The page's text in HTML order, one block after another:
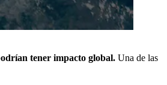
tener impacto global. Una de las